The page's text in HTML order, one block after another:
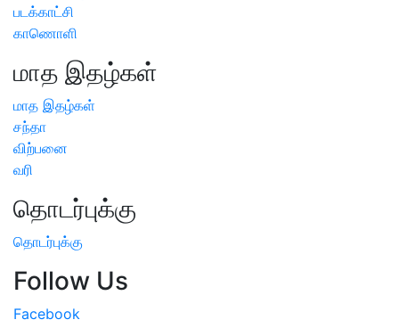
படக்காட்சி
காணொளி
மாத இதழ்கள்
மாத இதழ்கள்
சந்தா
விற்பனை
வரி
தொடர்புக்கு
தொடர்புக்கு
Follow Us
Facebook